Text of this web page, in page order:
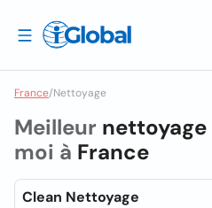
France/Nettoyage
Meilleur nettoyage
moi à France
Clean Nettoyage